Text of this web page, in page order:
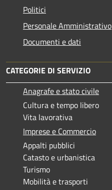
Politici
Personale Amministrativo
Documenti e dati
CATEGORIE DI SERVIZIO
Anagrafe e stato civile
Cultura e tempo libero
Vita lavorativa
Imprese e Commercio
Appalti pubblici
Catasto e urbanistica
Turismo
Mobilità e trasporti